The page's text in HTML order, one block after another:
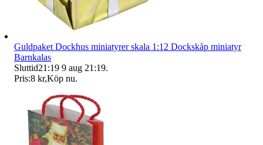
Guldpaket Dockhus miniatyrer skala 1:12 Dockskåp miniatyr
Barnkalas
Sluttid21:19 9 aug 21:19.
Pris:8 kr,Köp nu.